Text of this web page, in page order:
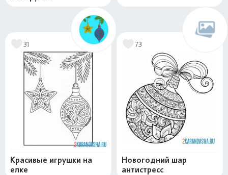
31
Красивые игрушки на
елке
73
Новогодний шар
антистресс